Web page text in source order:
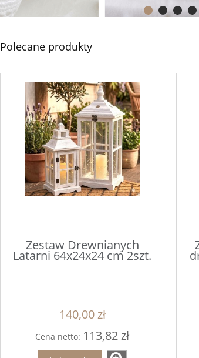
Serwetnik srebrny ze
stokrotkami 1szt
Cena regularna:4,50 zł
do koszyka
Polecane produkty
Zestaw Drewnianych
Latarni 64x24x24 cm 2szt.
140,00 zł
Cena netto: 113,82 zł